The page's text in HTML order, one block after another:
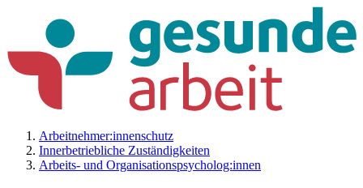
Arbeitnehmer:innenschutz
Innerbetriebliche Zuständigkeiten
Arbeits- und Organisationspsycholog:innen